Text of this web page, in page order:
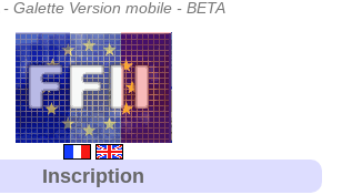
Inscription